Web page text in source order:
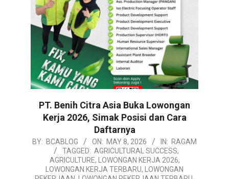
PT. Benih Citra Asia Buka Lowongan
Kerja 2026, Simak Posisi dan Cara
Daftarnya
2026-
BY: BCABLOG ON: MAY 8, 2026 IN: RAGAM
TAGGED: AGRICULTURAL SUCCESS,
AGRICULTURE, LOWONGAN KERJA 2026,
LOWONGAN KERJA TERBARU, LOWONGAN